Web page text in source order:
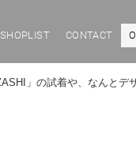
SHOPLIST CONTACT
」の試着や、なんとデ